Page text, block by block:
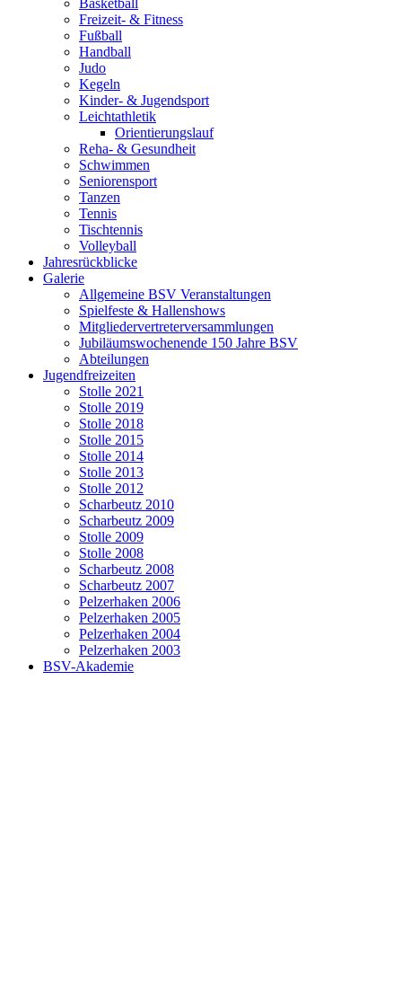
Basketball
Freizeit- & Fitness
Fußball
Handball
Judo
Kegeln
Kinder- & Jugendsport
Leichtathletik
Orientierungslauf
Reha- & Gesundheit
Schwimmen
Seniorensport
Tanzen
Tennis
Tischtennis
Volleyball
Jahresrückblicke
Galerie
Allgemeine BSV Veranstaltungen
Spielfeste & Hallenshows
Mitgliedervertreterversammlungen
Jubiläumswochenende 150 Jahre BSV
Abteilungen
Jugendfreizeiten
Stolle 2021
Stolle 2019
Stolle 2018
Stolle 2015
Stolle 2014
Stolle 2013
Stolle 2012
Scharbeutz 2010
Scharbeutz 2009
Stolle 2009
Stolle 2008
Scharbeutz 2008
Scharbeutz 2007
Pelzerhaken 2006
Pelzerhaken 2005
Pelzerhaken 2004
Pelzerhaken 2003
BSV-Akademie